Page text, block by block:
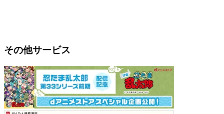
その他サービス